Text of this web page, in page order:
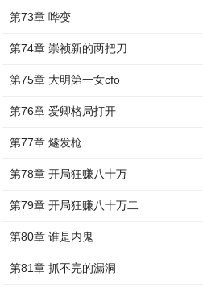
第73章 哗变
第74章 崇祯新的两把刀
第75章 大明第一女cfo
第76章 爱卿格局打开
第77章 燧发枪
第78章 开局狂赚八十万
第79章 开局狂赚八十万二
第80章 谁是内鬼
第81章 抓不完的漏洞